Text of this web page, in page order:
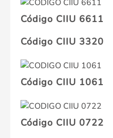
Código CIIU 6611
Código CIIU 3320
Código CIIU 1061
Código CIIU 0722